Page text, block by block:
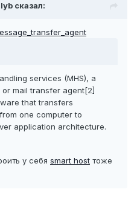
сказал:
services (MHS), a
mail transfer agent[2]
that transfers
one computer to
application architecture.
у себя smart host тоже